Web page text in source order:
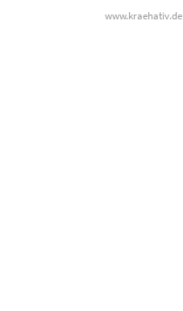
www.kraehativ.de